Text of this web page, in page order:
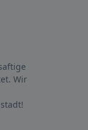
Wir